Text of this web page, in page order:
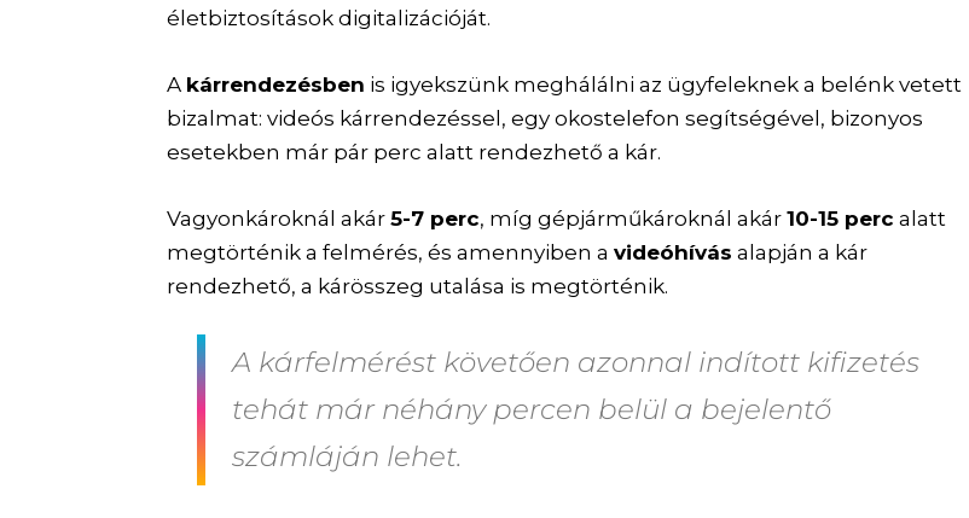
életbiztosítások digitalizációját.
A kárrendezésben is igyekszünk meghálálni az ügyfeleknek a belénk vetett
bizalmat: videós kárrendezéssel, egy okostelefon segítségével, bizonyos
esetekben már pár perc alatt rendezhető a kár.
Vagyonkároknál akár5-7 perc, míg gépjárműkároknál akár10-15 perc alatt
megtörténik a felmérés, és amennyiben avideóhívás alapján a kár
rendezhető, a kárösszeg utalása is megtörténik.
A kárfelmérést követően azonnal indított kifizetés
tehát már néhány percen belül a bejelentő
számláján lehet.